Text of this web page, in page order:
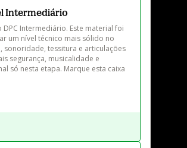
Intermediário
Intermediário. Este material foi
um nível técnico mais sólido no
tessitura e articulações
segurança, musicalidade e
só nesta etapa. Marque esta caixa